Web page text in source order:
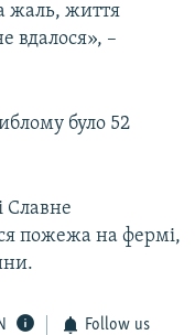
жаль, життя
вдалося», –
було 52
Славне
пожежа на фермі,
Follow us